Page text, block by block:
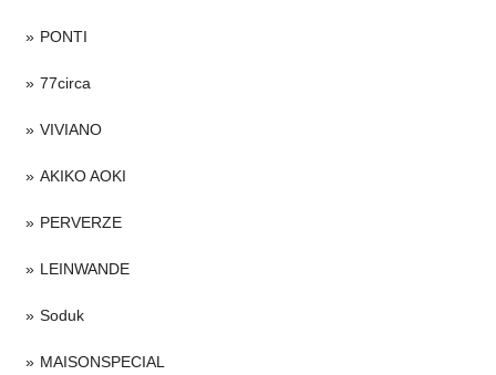
PONTI
77circa
VIVIANO
AKIKO AOKI
PERVERZE
LEINWANDE
Soduk
MAISONSPECIAL